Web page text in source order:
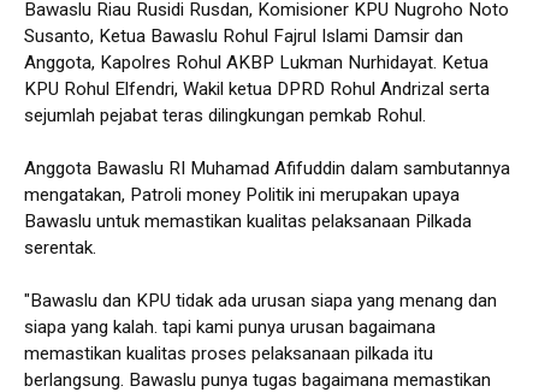
Bawaslu Riau Rusidi Rusdan, Komisioner KPU Nugroho Noto
Susanto, Ketua Bawaslu Rohul Fajrul Islami Damsir dan
Anggota, Kapolres Rohul AKBP Lukman Nurhidayat. Ketua
KPU Rohul Elfendri, Wakil ketua DPRD Rohul Andrizal serta
sejumlah pejabat teras dilingkungan pemkab Rohul.
Anggota Bawaslu RI Muhamad Afifuddin dalam sambutannya
mengatakan, Patroli money Politik ini merupakan upaya
Bawaslu untuk memastikan kualitas pelaksanaan Pilkada
serentak.
"Bawaslu dan KPU tidak ada urusan siapa yang menang dan
siapa yang kalah. tapi kami punya urusan bagaimana
memastikan kualitas proses pelaksanaan pilkada itu
berlangsung. Bawaslu punya tugas bagaimana memastikan